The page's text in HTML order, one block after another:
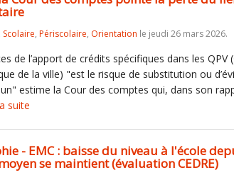
Scolaire, Périscolaire, Orientation le jeudi 26 mars 2026.
de l’apport de crédits spécifiques dans les QPV
de la ville) "est le risque de substitution ou
estime la Cour des comptes qui, dans son
suite
- EMC : baisse du niveau à l'école
se maintient (évaluation CEDRE)